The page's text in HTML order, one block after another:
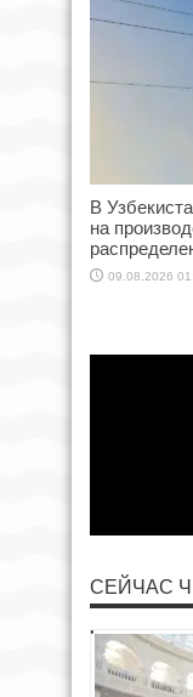
В
на
09.08.2026
СЕЙЧАС